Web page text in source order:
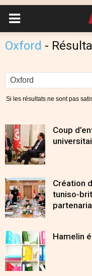
Oxford -
Si les résultats ne sont pas
Coup
Création
tuniso-
Hamelin